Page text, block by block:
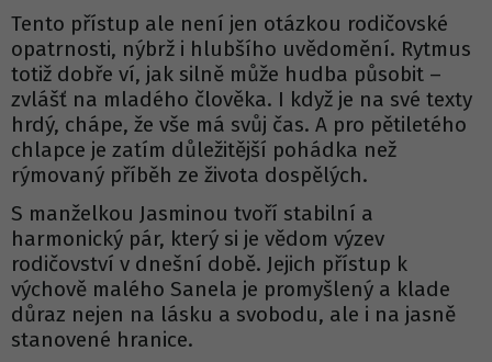
Tento přístup ale není jen otázkou rodičovské
opatrnosti, nýbrž i hlubšího uvědomění. Rytmus
totiž dobře ví, jak silně může hudba působit –
zvlášť na mladého člověka. I když je na své texty
hrdý, chápe, že vše má svůj čas. A pro pětiletého
chlapce je zatím důležitější pohádka než
rýmovaný příběh ze života dospělých.
S manželkou Jasminou tvoří stabilní a
harmonický pár, který si je vědom výzev
rodičovství v dnešní době. Jejich přístup k
výchově malého Sanela je promyšlený a klade
důraz nejen na lásku a svobodu, ale i na jasně
stanovené hranice.